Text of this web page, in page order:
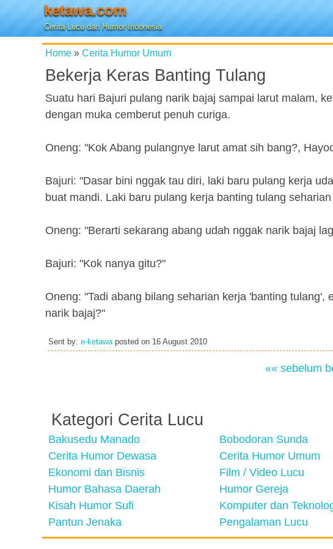
ketawa.com
Cerita Lucu dan Humor Indonesia
Home » Cerita Humor Umum
Bekerja Keras Banting Tulang
Suatu hari Bajuri pulang narik bajaj sampai larut malam,
dengan muka cemberut penuh curiga.
Oneng: "Kok Abang pulangnye larut amat sih bang?,
Bajuri: "Dasar bini nggak tau diri, laki baru pulang kerja
buat mandi. Laki baru pulang kerja banting tulang
Oneng: "Berarti sekarang abang udah nggak narik bajaj
Bajuri: "Kok nanya gitu?"
Oneng: "Tadi abang bilang seharian kerja 'banting
narik bajaj?"
Sent by: e-ketawaposted on 16 August 2010
«« sebelum
Kategori Cerita Lucu
Bakusedu Manado Bobodoran Sunda
Cerita Humor Dewasa
Cerita Humor Umum
Ekonomi dan Bisnis
Film / Video Lucu
Humor Bahasa Daerah
Humor Gereja
Kisah Humor Sufi
Komputer dan
Pantun Jenaka
Pengalaman Lucu